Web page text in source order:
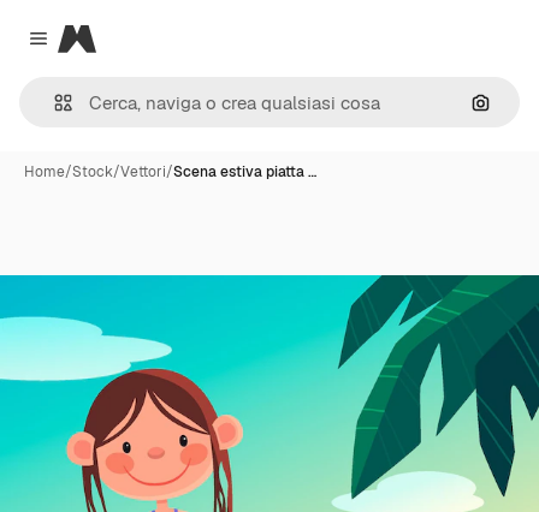
Close menu
Magnific
Cerca
Home/Stock/Vettori/Scena estiva piatta …